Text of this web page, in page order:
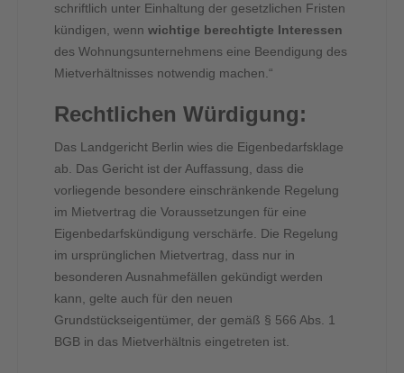
schriftlich unter Einhaltung der gesetzlichen Fristen
kündigen, wenn wichtige berechtigte Interessen
des Wohnungsunternehmens eine Beendigung des
Mietverhältnisses notwendig machen.“
Rechtlichen Würdigung:
Das Landgericht Berlin wies die Eigenbedarfsklage
ab. Das Gericht ist der Auffassung, dass die
vorliegende besondere einschränkende Regelung
im Mietvertrag die Voraussetzungen für eine
Eigenbedarfskündigung verschärfe. Die Regelung
im ursprünglichen Mietvertrag, dass nur in
besonderen Ausnahmefällen gekündigt werden
kann, gelte auch für den neuen
Grundstückseigentümer, der gemäß § 566 Abs. 1
BGB in das Mietverhältnis eingetreten ist.